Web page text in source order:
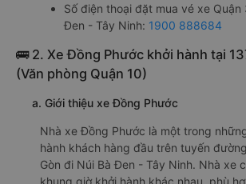
Số điện thoại đặt mua vé xe Quận
Đen - Tây Ninh: 1900 888684
🚌 2. Xe Đồng Phước khởi hành tại
(Văn phòng Quận 10)
a. Giới thiệu xe Đồng Phước
Nhà xe Đồng Phước là một trong
hành khách hàng đầu trên tuyến
Gòn đi Núi Bà Đen - Tây Ninh. Nhà xe
khung giờ khởi hành khác nhau, phù